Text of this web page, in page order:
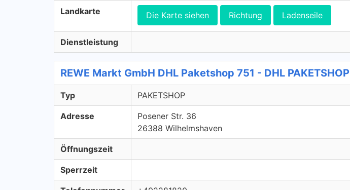
Landkarte Die Karte siehen Richtung Ladenseile
Dienstleistung
REWE Markt GmbH DHL Paketshop 751 - DHL PAKETSHOP
Typ PAKETSHOP
Adresse
Posener Str. 36
26388 Wilhelmshaven
Öffnungszeit
Sperrzeit